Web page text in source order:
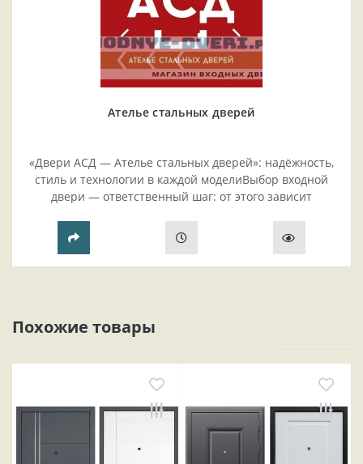
Ателье стальных дверей
«Двери АСД — Ателье стальных дверей»: надёжность,
стиль и технологии в каждой моделиВыбор входной
двери — ответственный шаг: от этого зависит
прихожей..
Похожие товары